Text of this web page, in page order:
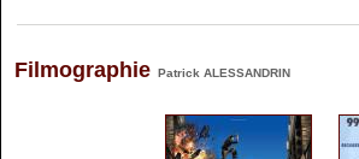
Filmographie Patrick ALESSANDRIN